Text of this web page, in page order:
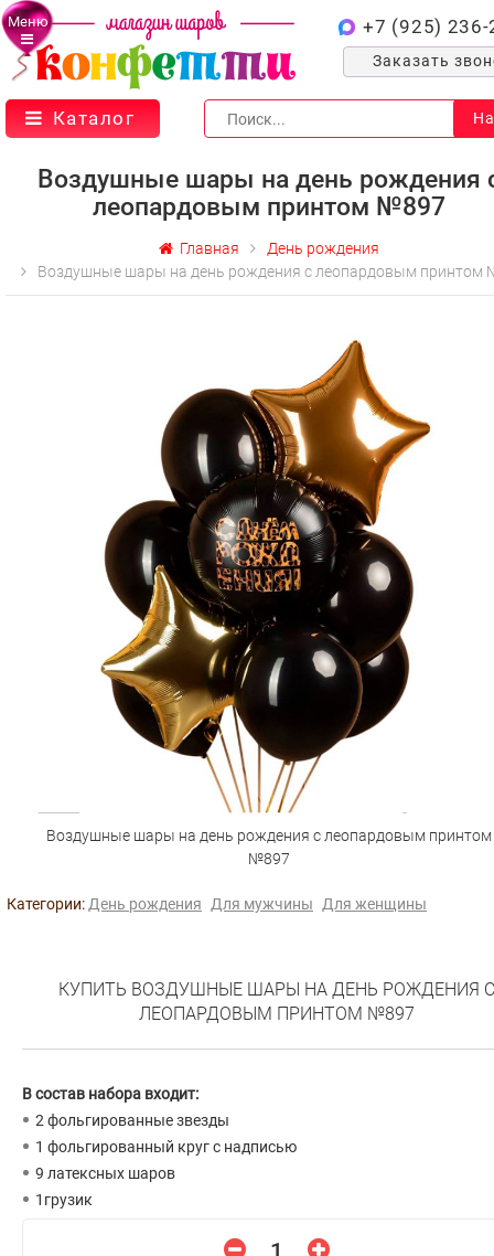
Меню +7 (925) 236-
Заказать
Каталог
Воздушные шары на день рождения
леопардовым принтом №897
Главная
День рождения
Воздушные шары на день рождения с леопардовым принтом
Воздушные шары на день рождения с леопардовым принтом
№897
Категории: День рождения Для мужчины Для женщины
КУПИТЬ ВОЗДУШНЫЕ ШАРЫ НА ДЕНЬ РОЖДЕНИЯ С
ЛЕОПАРДОВЫМ ПРИНТОМ №897
В состав набора входит:
2 фольгированные звезды
1 фольгированный круг с надписью
9 латексных шаров
1грузик